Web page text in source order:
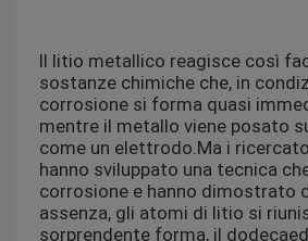
Il litio metallico reagisce così
sostanze chimiche che, in
corrosione si forma quasi
mentre il metallo viene posato
come un elettrodo.Ma i
hanno sviluppato una tecnica
corrosione e hanno dimostrato
assenza, gli atomi di litio si
sorprendente forma, il